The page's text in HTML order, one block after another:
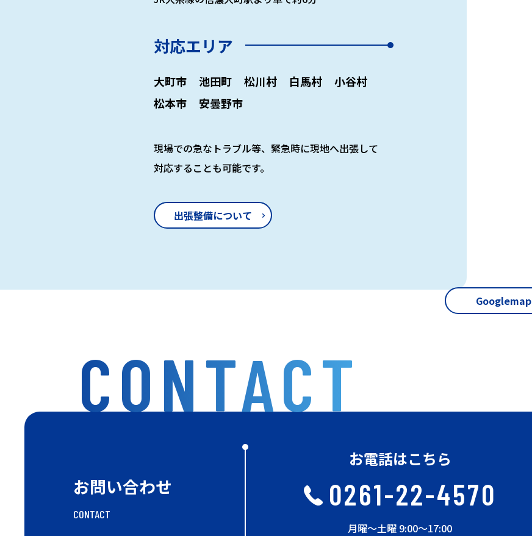
対応エリア
大町市 池田町 松川村 白馬村
小谷村
松本市
安曇野市
現場での急なトラブル等、緊急時に現地へ出張して
対応することも可能です。
出張整備について
Googlemap
CONTACT
お問い合わせ
CONTACT
お電話はこちら
0261-22-4570
月曜〜土曜 9:00〜17:00